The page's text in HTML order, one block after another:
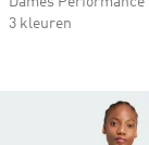
3 kleuren